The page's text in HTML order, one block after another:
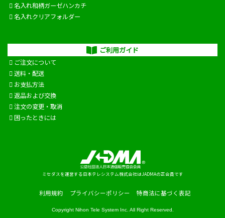
名入れ和柄ガーゼハンカチ
名入れクリアフォルダー
ご利用ガイド
ご注文について
送料・配送
お支払方法
返品および交換
注文の変更・取消
困ったときには
ミセダスを運営する日本テレシステム株式会社はJADMAの正会員です
利用規約 プライバシーポリシー 特商法に基づく表記
Copyright Nihon Tele System Inc. All Right Reserved.